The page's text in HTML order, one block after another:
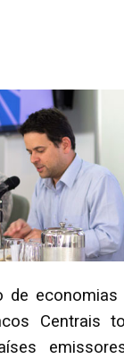
de economias
Centrais